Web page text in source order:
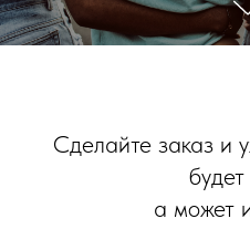
Сделайте заказ и
а может